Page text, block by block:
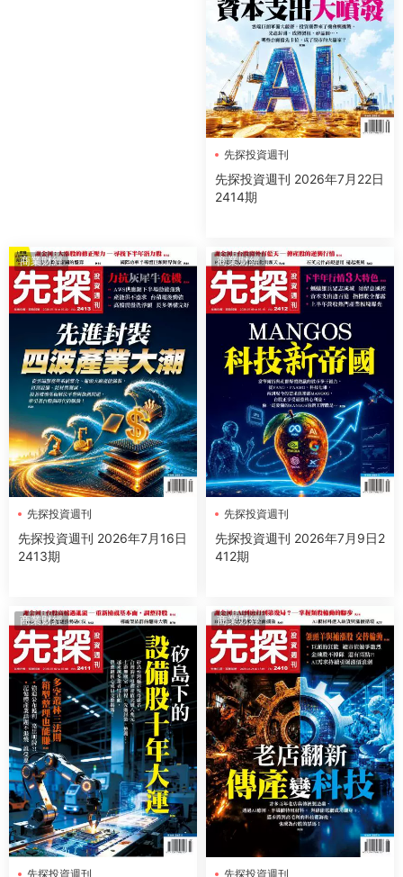
先探投資週刊
先探投資週刊 2026年7月22日
2414期
商業财經
先探投資週刊
先探投資週刊 2026年7月16日
2413期
商業财經
先探投資週刊
先探投資週刊 2026年7月9日2
412期
商業财經
先探投資週刊
商業财經
先探投資週刊